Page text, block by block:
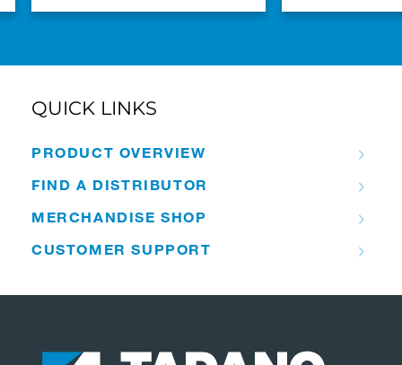
QUICK LINKS
PRODUCT OVERVIEW
FIND A DISTRIBUTOR
MERCHANDISE SHOP
CUSTOMER SUPPORT